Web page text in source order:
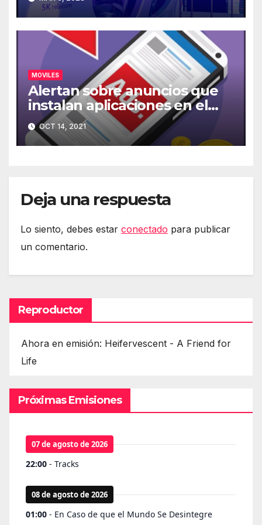
MOVILES
Alertan sobre anuncios que
instalan aplicaciones en el
móvil
OCT 14, 2021
Deja una respuesta
Lo siento, debes estar conectado para publicar
un comentario.
Reproductor
Ahora en emisión: Heifervescent - A Friend for
Life
Próximas Emisiones